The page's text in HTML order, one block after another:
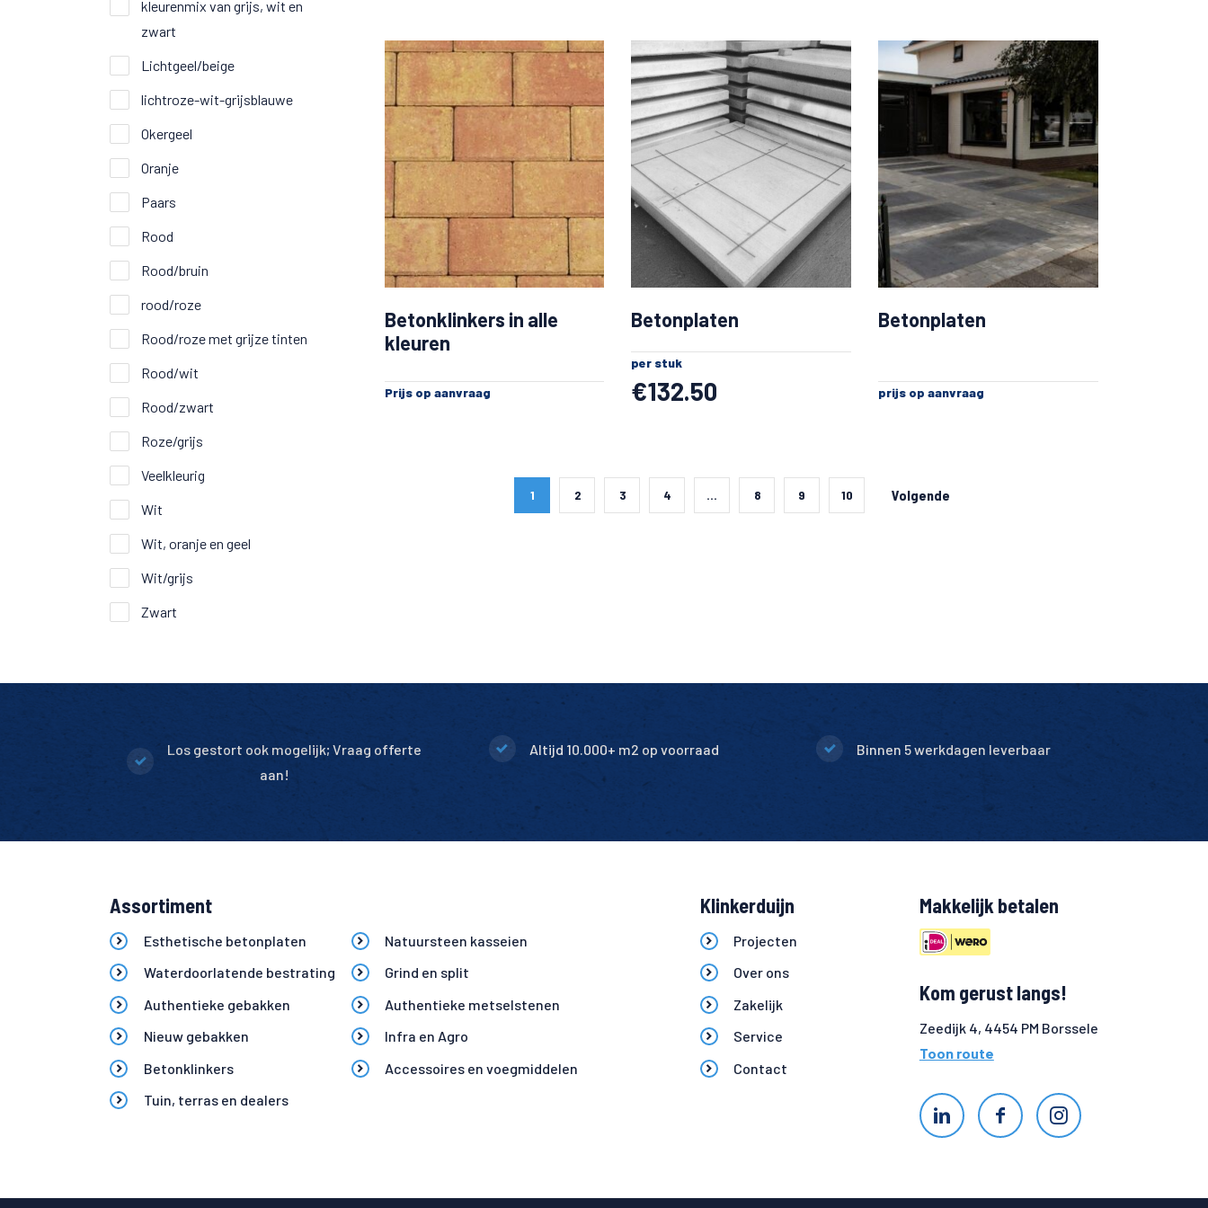
kleurenmix van grijs, wit en
zwart
Lichtgeel/beige
lichtroze-wit-grijsblauwe
Okergeel
Oranje
Paars
Rood
Rood/bruin
rood/roze
Rood/roze met grijze tinten
Rood/wit
Rood/zwart
Roze/grijs
Veelkleurig
Wit
Wit, oranje en geel
Wit/grijs
Zwart
Betonklinkers in alle
kleuren
Prijs op aanvraag
Betonplaten
per stuk
€132.50
Betonplaten
prijs op aanvraag
1 2 3 4 … 8 9 10 Volgende
Los gestort ook mogelijk; Vraag offerte
aan!
Altijd 10.000+ m2 op voorraad Binnen 5 werkdagen leverbaar
Assortiment
Esthetische betonplaten
Waterdoorlatende bestrating
Authentieke gebakken
Nieuw gebakken
Betonklinkers
Tuin, terras en dealers
Natuursteen kasseien
Grind en split
Authentieke metselstenen
Infra en Agro
Accessoires en voegmiddelen
Klinkerduijn
Projecten
Over ons
Zakelijk
Service
Contact
Makkelijk betalen
Kom gerust langs!
Zeedijk 4, 4454 PM Borssele
Toon route